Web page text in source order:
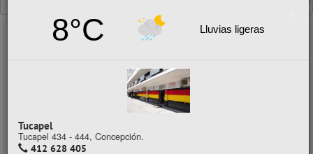
8°C Lluvias ligeras
Tucapel
Tucapel 434 - 444, Concepción.
412 628 405